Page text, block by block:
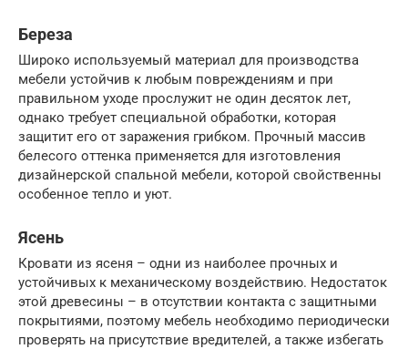
Береза
Широко используемый материал для производства
мебели устойчив к любым повреждениям и при
правильном уходе прослужит не один десяток лет,
однако требует специальной обработки, которая
защитит его от заражения грибком. Прочный массив
белесого оттенка применяется для изготовления
дизайнерской спальной мебели, которой свойственны
особенное тепло и уют.
Ясень
Кровати из ясеня – одни из наиболее прочных и
устойчивых к механическому воздействию. Недостаток
этой древесины – в отсутствии контакта с защитными
покрытиями, поэтому мебель необходимо периодически
проверять на присутствие вредителей, а также избегать